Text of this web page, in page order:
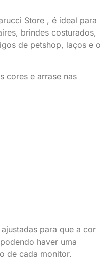
Store , é ideal para
brindes costurados,
de petshop, laços e o
cores e arrase nas
para que a cor
haver uma
de cada monitor.